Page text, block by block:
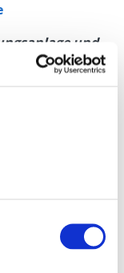
und
werden?
quelles-
Erdgas-